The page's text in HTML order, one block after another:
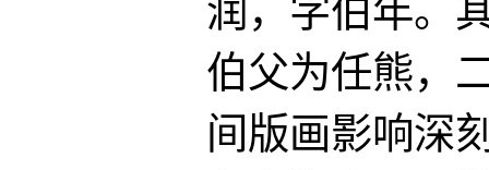
润，字伯年。
伯父为任熊，
间版画影响深